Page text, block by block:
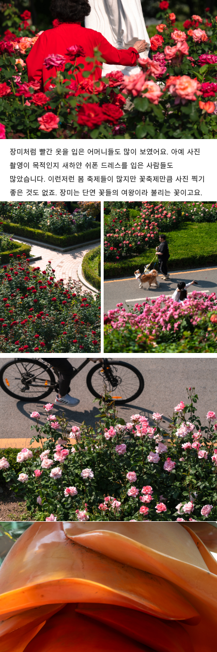
장미처럼 빨간 옷을 입은 어머니들도 많이 보였어요. 아예 사진
촬영이 목적인지 새하얀 쉬폰 드레스를 입은 사람들도
많았습니다. 이런저런 봄 축제들이 많지만 꽃축제만큼 사진 찍기
좋은 것도 없죠. 장미는 단연 꽃들의 여왕이라 불리는 꽃이고요.